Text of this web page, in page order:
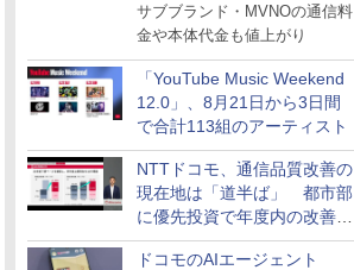
サブブランド・MVNOの通信料
金や本体代金も値上がり
「YouTube Music Weekend
12.0」、8月21日から3日間
で合計113組のアーティスト
NTTドコモ、通信品質改善の
現在地は「道半ば」 都市部
に優先投資で年度内の改善目
指す
ドコモのAIエージェント